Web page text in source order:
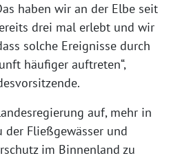
haben wir an der Elbe seit
drei mal erlebt und wir
solche Ereignisse durch
häufiger auftreten“,
auf, mehr in
der Fließgewässer und
im Binnenland zu